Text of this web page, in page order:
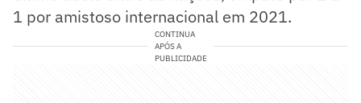
1 por amistoso internacional em 2021.
CONTINUA
APÓS A
PUBLICIDADE